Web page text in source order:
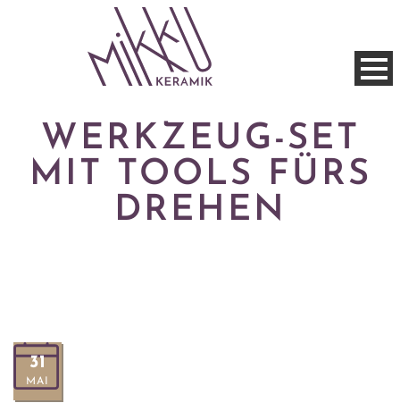
WERKZEUG-SET
MIT TOOLS FÜRS
DREHEN
31
MAI